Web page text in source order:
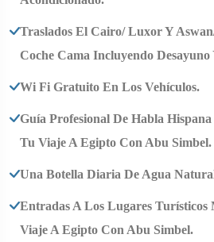
Traslados El Cairo/ Luxor Y
Coche Cama Incluyendo Desayuno
Wi Fi Gratuito En Los Vehículos.
Guía Profesional De Habla
Tu Viaje A Egipto Con Abu Simbel.
Una Botella Diaria De Agua
Entradas A Los Lugares Turísticos
Viaje A Egipto Con Abu Simbel.